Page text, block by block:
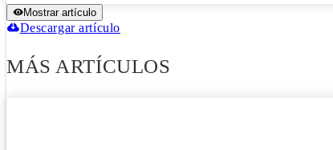
Mostrar artículo
Descargar artículo
MÁS ARTÍCULOS